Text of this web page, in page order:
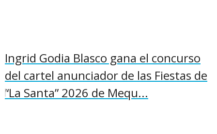
Ingrid Godia Blasco gana el concurso
del cartel anunciador de las Fiestas de
“La Santa” 2026 de Mequ...